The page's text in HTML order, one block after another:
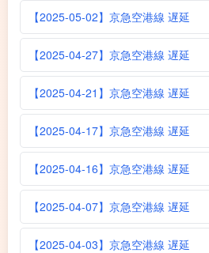
【2025-05-02】京急空港線 遅延
【2025-04-27】京急空港線 遅延
【2025-04-21】京急空港線 遅延
【2025-04-17】京急空港線 遅延
【2025-04-16】京急空港線 遅延
【2025-04-07】京急空港線 遅延
【2025-04-03】京急空港線 遅延